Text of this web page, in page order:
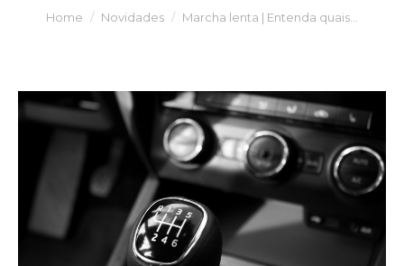
You are here:
Home Novidades Marcha lenta | Entenda quais…